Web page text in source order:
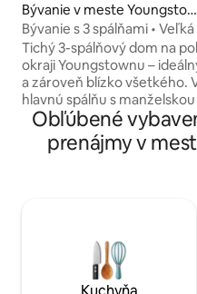
Bývanie v meste Youngstow
n
Bývanie s 3 spálňami •
posteľ • Oplotený dvor •
Tichý 3-spálňový dom na
okraji Youngstownu –
a zároveň blízko všetkého.
hlavnú spálňu s
King, izbu pre hostí s
posteľou Queen a
plnohodnotnou posteľou,
je aj plne vybavená
pripojenie, práčka so
oplotený dvor ideálny pre
zvieratá alebo rannú kávu.
Obľúbené
prenájmy v